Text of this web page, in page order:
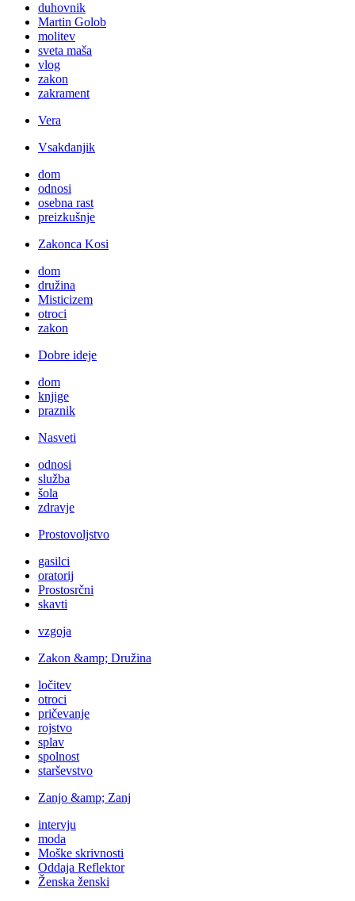
duhovnik
Martin Golob
molitev
sveta maša
vlog
zakon
zakrament
Vera
Vsakdanjik
dom
odnosi
osebna rast
preizkušnje
Zakonca Kosi
dom
družina
Misticizem
otroci
zakon
Dobre ideje
dom
knjige
praznik
Nasveti
odnosi
služba
šola
zdravje
Prostovoljstvo
gasilci
oratorij
Prostosrčni
skavti
vzgoja
Zakon &amp; Družina
ločitev
otroci
pričevanje
rojstvo
splav
spolnost
starševstvo
Zanjo &amp; Zanj
intervju
moda
Moške skrivnosti
Oddaja Reflektor
Ženska ženski